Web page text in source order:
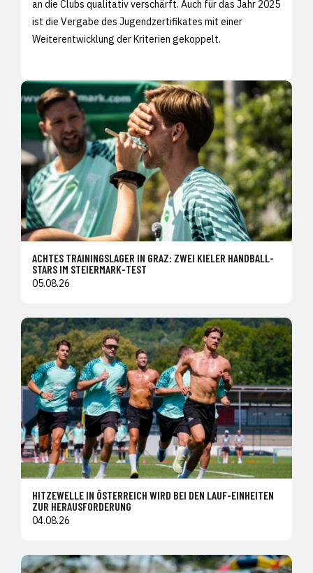
an die Clubs qualitativ verschärft. Auch für das Jahr 2025
ist die Vergabe des Jugendzertifikates mit einer
Weiterentwicklung der Kriterien gekoppelt.
ACHTES TRAININGSLAGER IN GRAZ: ZWEI KIELER HANDBALL-
STARS IM STEIERMARK-TEST
05.08.26
HITZEWELLE IN ÖSTERREICH WIRD BEI DEN LAUF-EINHEITEN
ZUR HERAUSFORDERUNG
04.08.26